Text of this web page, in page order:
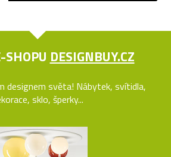
SHOPU DESIGNBUY.CZ
designem světa! Nábytek, svítidla,
sklo, šperky...